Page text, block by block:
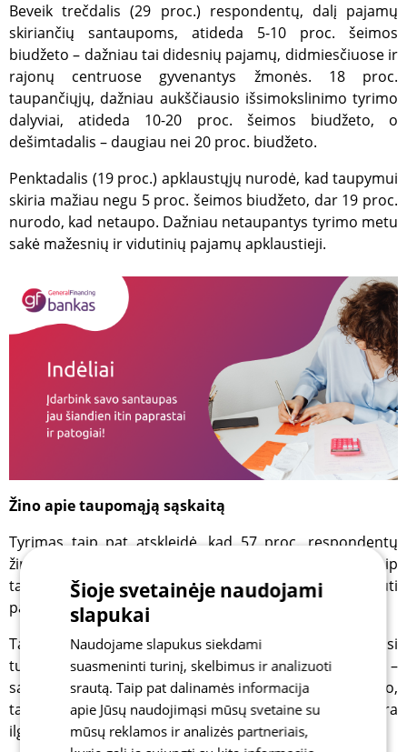
Beveik trečdalis (29 proc.) respondentų, dalį pajamų
skiriančių santaupoms, atideda 5-10 proc. šeimos
biudžeto – dažniau tai didesnių pajamų, didmiesčiuose ir
rajonų centruose gyvenantys žmonės. 18 proc.
taupančiųjų, dažniau aukščiausio išsimokslinimo tyrimo
dalyviai, atideda 10-20 proc. šeimos biudžeto, o
dešimtadalis – daugiau nei 20 proc. biudžeto.
Penktadalis (19 proc.) apklaustųjų nurodė, kad taupymui
skiria mažiau negu 5 proc. šeimos biudžeto, dar 19 proc.
nurodo, kad netaupo. Dažniau netaupantys tyrimo metu
sakė mažesnių ir vidutinių pajamų apklaustieji.
Žino apie taupomąją sąskaitą
Tyrimas taip pat atskleidė, kad 57 proc. respondentų
žinojo, kad rinkoje yra tokia taupymo priemonė kaip
taupomoji sąskaita, kurioje galima kaupti pinigus ir gauti
palūkanas.
Taupomoji sąskaita nuo terminuotųjų indėlių skiriasi
tuo, kad ją galima bet kada papildyti, o prireikus –
santaupas pasiimti, nenutraukiant sutarties. Be to,
taupomosios sąskaitos sutartis neterminuota, tad nėra
ilgalaikių įsipareigojimų.
Šioje svetainėje naudojami
slapukai
Naudojame slapukus siekdami
suasmeninti turinį, skelbimus ir analizuoti
srautą. Taip pat dalinamės informacija
apie Jūsų naudojimąsi mūsų svetaine su
mūsų reklamos ir analizės partneriais,